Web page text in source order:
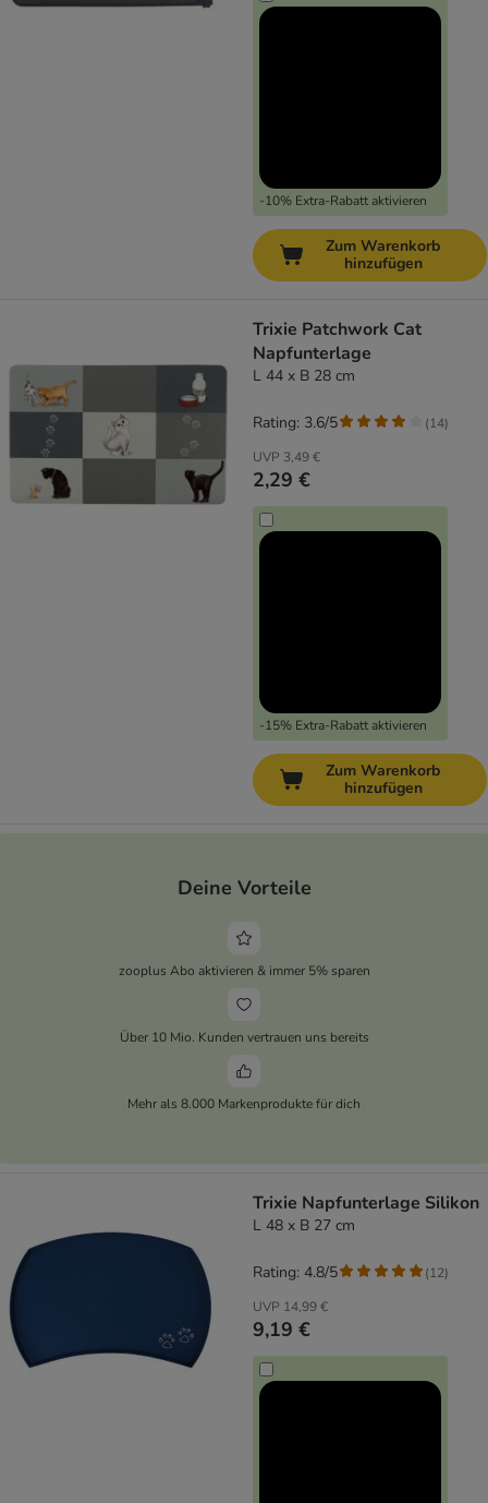
-10% Extra-Rabatt aktivieren
Zum Warenkorb
hinzufügen
Trixie Patchwork Cat
Napfunterlage
L 44 x B 28 cm
UVP 3,49 €
2,29 €
-15% Extra-Rabatt aktivieren
Rating: 3.6/5 (14)
Zum Warenkorb
hinzufügen
Deine Vorteile
zooplus Abo aktivieren & immer 5% sparen
Über 10 Mio. Kunden vertrauen uns bereits
Mehr als 8.000 Markenprodukte für dich
Trixie Napfunterlage Silikon
L 48 x B 27 cm
UVP 14,99 €
9,19 €
Rating: 4.8/5 (12)